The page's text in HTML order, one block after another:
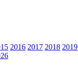
2016 2017 2018 2019